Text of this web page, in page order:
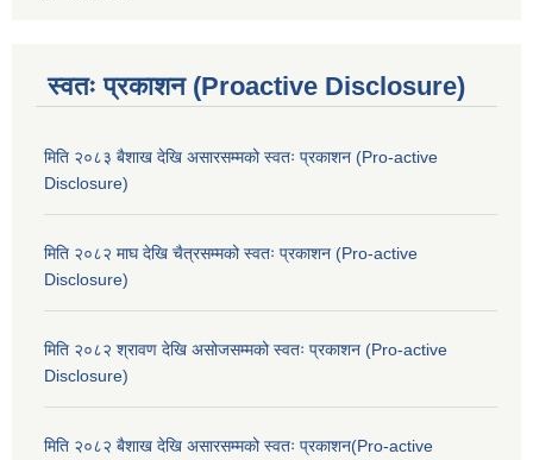
स्वतः प्रकाशन (Proactive Disclosure)
मिति २०८३ बैशाख देखि असारसम्मको स्वतः प्रकाशन (Pro-active
Disclosure)
मिति २०८२ माघ देखि चैत्रसम्मको स्वतः प्रकाशन (Pro-active
Disclosure)
मिति २०८२ श्रावण देखि असोजसम्मको स्वतः प्रकाशन (Pro-active
Disclosure)
मिति २०८२ बैशाख देखि असारसम्मको स्वतः प्रकाशन(Pro-active